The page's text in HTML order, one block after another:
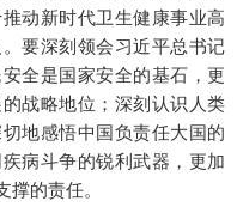
动新时代卫生健康事业高
要深刻领会习近平总书记
全是国家安全的基石，更
战略地位；深刻认识人类
地感悟中国负责任大国的
病斗争的锐利武器，更加
的责任。